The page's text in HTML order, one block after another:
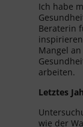
Ich habe
Beraterin
Mangel
arbeiten.
Letztes
wie der